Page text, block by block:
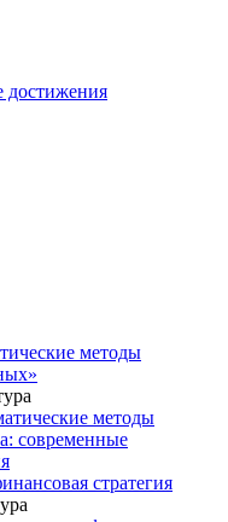
достижения
методы
методы
современные
стратегия